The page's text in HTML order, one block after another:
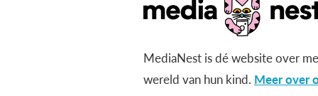
MediaNest is dé website over
wereld van hun kind. Meer over